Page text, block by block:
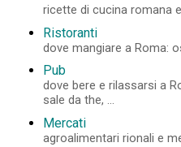
ricette di cucina romana
Ristoranti
dove mangiare a Roma:
Pub
dove bere e rilassarsi a
sale da the, ...
Mercati
agroalimentari rionali e